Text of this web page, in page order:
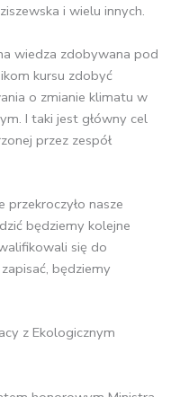
i wielu innych.
wiedza zdobywana pod
kursu zdobyć
o zmianie klimatu w
I taki jest główny cel
przez zespół
przekroczyło nasze
będziemy kolejne
się do
będziemy
z Ekologicznym